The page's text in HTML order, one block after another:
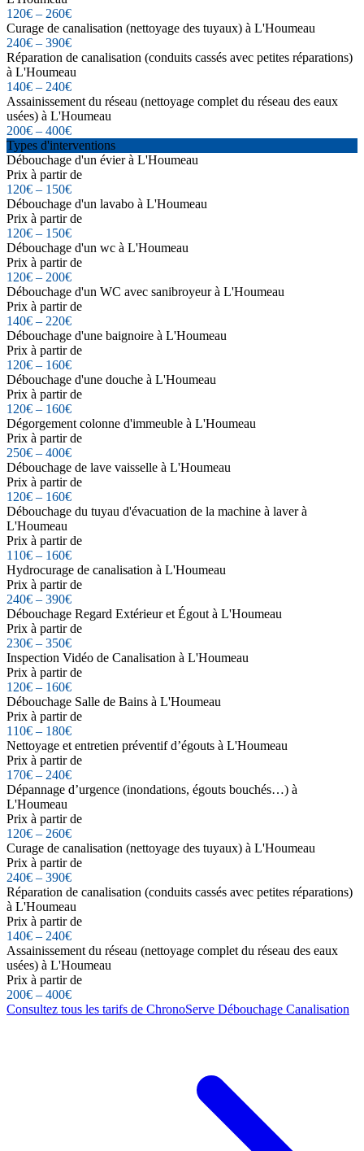
120€ – 260€
Curage de canalisation (nettoyage des tuyaux) à L'Houmeau
240€ – 390€
Réparation de canalisation (conduits cassés avec petites réparations)
à L'Houmeau
140€ – 240€
Assainissement du réseau (nettoyage complet du réseau des eaux
usées) à L'Houmeau
200€ – 400€
Types d'interventions
Débouchage d'un évier à L'Houmeau
Prix à partir de
120€ – 150€
Débouchage d'un lavabo à L'Houmeau
Prix à partir de
120€ – 150€
Débouchage d'un wc à L'Houmeau
Prix à partir de
120€ – 200€
Débouchage d'un WC avec sanibroyeur à L'Houmeau
Prix à partir de
140€ – 220€
Débouchage d'une baignoire à L'Houmeau
Prix à partir de
120€ – 160€
Débouchage d'une douche à L'Houmeau
Prix à partir de
120€ – 160€
Dégorgement colonne d'immeuble à L'Houmeau
Prix à partir de
250€ – 400€
Débouchage de lave vaisselle à L'Houmeau
Prix à partir de
120€ – 160€
Débouchage du tuyau d'évacuation de la machine à laver à
L'Houmeau
Prix à partir de
110€ – 160€
Hydrocurage de canalisation à L'Houmeau
Prix à partir de
240€ – 390€
Débouchage Regard Extérieur et Égout à L'Houmeau
Prix à partir de
230€ – 350€
Inspection Vidéo de Canalisation à L'Houmeau
Prix à partir de
120€ – 160€
Débouchage Salle de Bains à L'Houmeau
Prix à partir de
110€ – 180€
Nettoyage et entretien préventif d’égouts à L'Houmeau
Prix à partir de
170€ – 240€
Dépannage d’urgence (inondations, égouts bouchés…) à
L'Houmeau
Prix à partir de
120€ – 260€
Curage de canalisation (nettoyage des tuyaux) à L'Houmeau
Prix à partir de
240€ – 390€
Réparation de canalisation (conduits cassés avec petites réparations)
à L'Houmeau
Prix à partir de
140€ – 240€
Assainissement du réseau (nettoyage complet du réseau des eaux
usées) à L'Houmeau
Prix à partir de
200€ – 400€
Consultez tous les tarifs de ChronoServe Débouchage Canalisation